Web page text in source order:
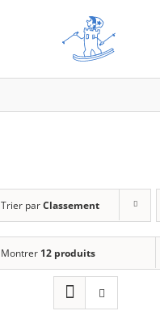
Trier parClassement
Montrer 12 produits